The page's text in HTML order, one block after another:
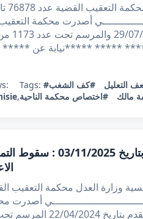
أصدرت محكمة
مطلب
كفاية قاطن ب***** ***** ***** *****
,
Tags: التعليل
#كف الشغب
مالك #اختصاص محكمة الناحية
قرار تعقيبي عدد 70939